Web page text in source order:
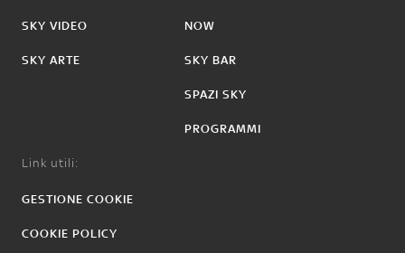
SKY VIDEO
SKY ARTE
NOW
SKY BAR
SPAZI SKY
PROGRAMMI
Link utili:
GESTIONE COOKIE
COOKIE POLICY